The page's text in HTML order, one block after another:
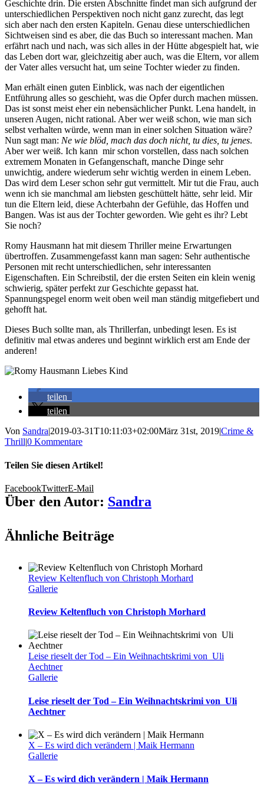
Geschichte drin. Die ersten Abschnitte findet man sich aufgrund der
unterschiedlichen Perspektiven noch nicht ganz zurecht, das legt
sich aber nach den ersten Kapiteln. Genau diese unterschiedlichen
Sichtweisen sind es aber, die das Buch so interessant machen. Man
erfährt nach und nach, was sich alles in der Hütte abgespielt hat, wie
das Leben dort war, gleichzeitig aber auch, was die Eltern, vor allem
der Vater alles versucht hat, um seine Tochter wieder zu finden.
Man erhält einen guten Einblick, was nach der eigentlichen
Entführung alles so geschieht, was die Opfer durch machen müssen.
Das ist sonst meist eher ein nebensächlicher Punkt. Lena handelt, in
unseren Augen, nicht rational. Aber wer weiß schon, wie man sich
selbst verhalten würde, wenn man in einer solchen Situation wäre?
Nun sagt man: Ne wie blöd, mach das doch nicht, tu dies, tu jenes.
Aber wer weiß. Ich kann mir schon vorstellen, dass nach solchen
extremem Monaten in Gefangenschaft, manche Dinge sehr
unwichtig, andere wiederum sehr wichtig werden in einem Leben.
Das wird dem Leser schon sehr gut vermittelt. Mir tut die Frau, auch
wenn ich sie manchmal am liebsten geschüttelt hätte, sehr leid. Mir
tun die Eltern leid, diese Achterbahn der Gefühle, das Hoffen und
Bangen. Was ist aus der Tochter geworden. Wie geht es ihr? Lebt
Sie noch?
Romy Hausmann hat mit diesem Thriller meine Erwartungen
übertroffen. Zusammengefasst kann man sagen: Sehr authentische
Personen mit recht unterschiedlichen, sehr interessanten
Eigenschaften. Ein Schreibstil, der die ersten Seiten ein klein wenig
schwierig, später perfekt zur Geschichte gepasst hat.
Spannungspegel enorm weit oben weil man ständig mitgefiebert und
gehofft hat.
Dieses Buch sollte man, als Thrillerfan, unbedingt lesen. Es ist
definitiv mal etwas anderes und beginnt wirklich erst am Ende der
anderen!
teilen
teilen
Von Sandra|2019-03-31T10:11:03+02:00März 31st, 2019|Crime &
Thrill|0 Kommentare
Teilen Sie diesen Artikel!
FacebookTwitterE-Mail
Über den Autor: Sandra
Ähnliche Beiträge
Review Keltenfluch von Christoph Morhard
Gallerie
Review Keltenfluch von Christoph Morhard
Leise rieselt der Tod – Ein Weihnachtskrimi von Uli
Aechtner
Gallerie
Leise rieselt der Tod – Ein Weihnachtskrimi von Uli
Aechtner
X – Es wird dich verändern | Maik Hermann
Gallerie
X – Es wird dich verändern | Maik Hermann